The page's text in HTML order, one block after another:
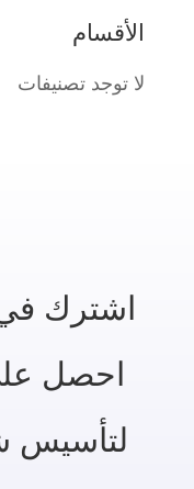
الأقسام
لا توجد تصنيفات
اشترك في
احصل
لتأسيس